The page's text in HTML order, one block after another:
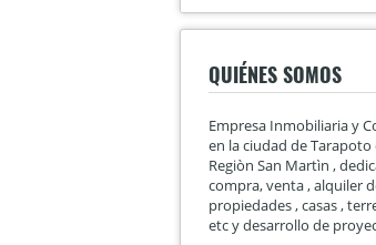
QUIÉNES SOMOS
Empresa Inmobiliaria y
en la ciudad de Tarapoto
Regiòn San Martìn ,
compra, venta , alquiler
propiedades , casas ,
etc y desarrollo de